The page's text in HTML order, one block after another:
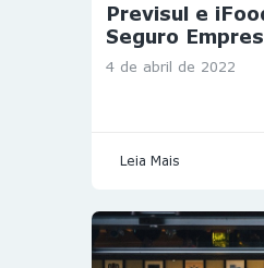
GESTORAS
HOMEST
Previsul e
Seguro
4 de abril de 2022
Leia Mais